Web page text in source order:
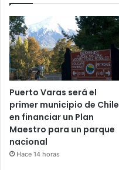
Puerto Varas será el
primer municipio de Chile
en financiar un Plan
Maestro para un parque
nacional
Hace 14 horas